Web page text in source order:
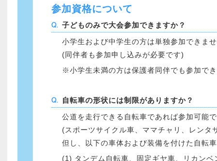
参加資格について
子どものみで大会参加できますか？
小学生および中学生の方は単独参加できま
(同伴者も参加申し込みが必要です)
小学生未満の方は保護者同伴でも参加で
自転車の形状には制限がありますか？
公道を走行できる自転車であれば参加可能
(スポーツサイクル車、ママチャリ、レンタ
但し、以下の車体および装備を付けた自転
タンデム自転車、固定ギヤ車、リカン